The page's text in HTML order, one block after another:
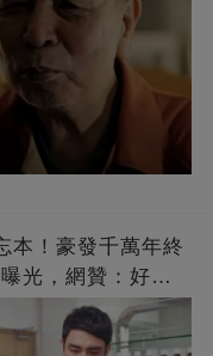
本！豪發千萬年終
光，網贊：好老